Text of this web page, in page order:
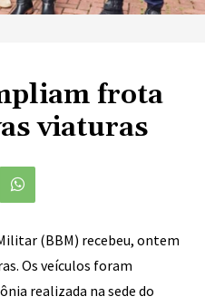
frota
viaturas
(BBM) recebeu, ontem
Os veículos foram
realizada na sede do